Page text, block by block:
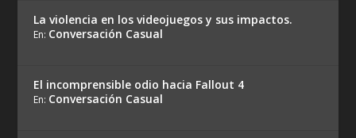
La violencia en los videojuegos y sus impactos.
En: Conversación Casual
El incomprensible odio hacia Fallout 4
En: Conversación Casual